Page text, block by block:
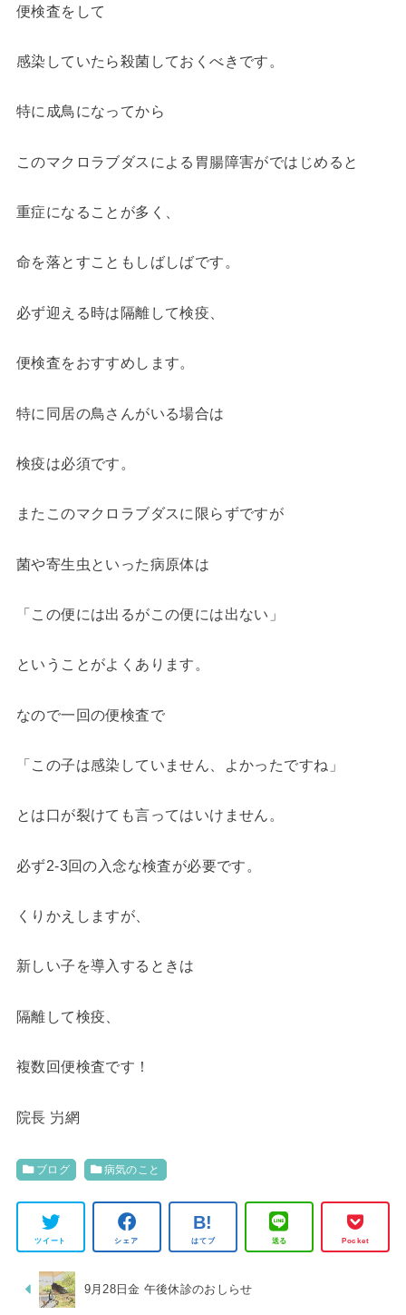
便検査をして
感染していたら殺菌しておくべきです。
特に成鳥になってから
このマクロラブダスによる胃腸障害がではじめると
重症になることが多く、
命を落とすこともしばしばです。
必ず迎える時は隔離して検疫、
便検査をおすすめします。
特に同居の鳥さんがいる場合は
検疫は必須です。
またこのマクロラブダスに限らずですが
菌や寄生虫といった病原体は
「この便には出るがこの便には出ない」
ということがよくあります。
なので一回の便検査で
「この子は感染していません、よかったですね」
とは口が裂けても言ってはいけません。
必ず2-3回の入念な検査が必要です。
くりかえしますが、
新しい子を導入するときは
隔離して検疫、
複数回便検査です！
院長 屶網
ブログ 病気のこと
ツイート シェア はてブ 送る Pocket
9月28日金 午後休診のおしらせ